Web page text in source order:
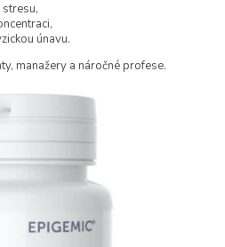
únavu.
manažery a náročné profese.